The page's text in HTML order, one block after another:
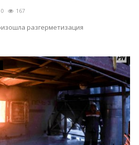
0 167
разгерметизация